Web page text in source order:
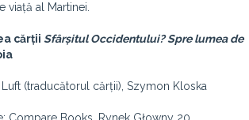
viață al Martinei.
cărții Sfârșitul Occidentului? Spre lumea de
Luft (traducătorul cărții), Szymon Kloska